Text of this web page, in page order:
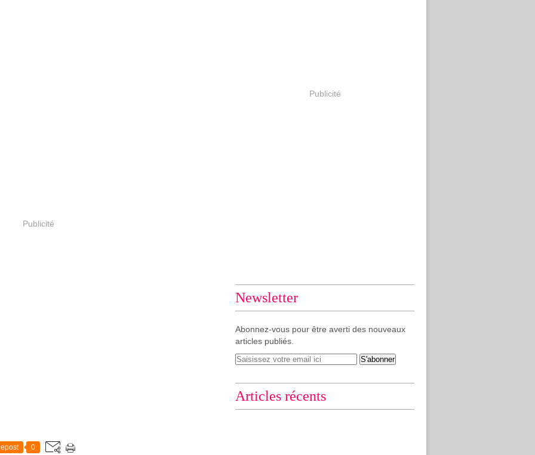
Publicité
0
Publicité
Newsletter
Abonnez-vous pour être averti des nouveaux
articles publiés.
Articles récents